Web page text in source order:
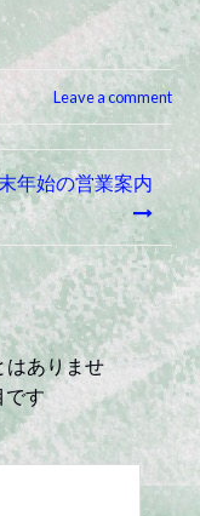
Leave a comment
年始の営業案内
はありませ
です